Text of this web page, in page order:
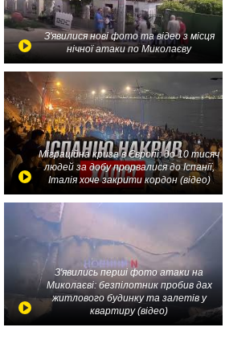
З'явилися нові фото та відео з місця
нічної атаки по Миколаєву
Міграційна криза в Європі: до 10 тисяч
людей за добу прорвалися до Іспанії,
Італія хоче закрити кордон (відео)
З'явились перші фото атаки на
Миколаєві: безпілотник пробив дах
житлового будинку та залетів у
квартиру (відео)